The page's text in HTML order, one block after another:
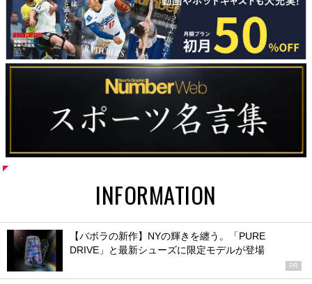
INFORMATION
【バボラの新作】NYの輝きを纏う。「PURE
DRIVE」と最新シューズに限定モデルが登場
PR